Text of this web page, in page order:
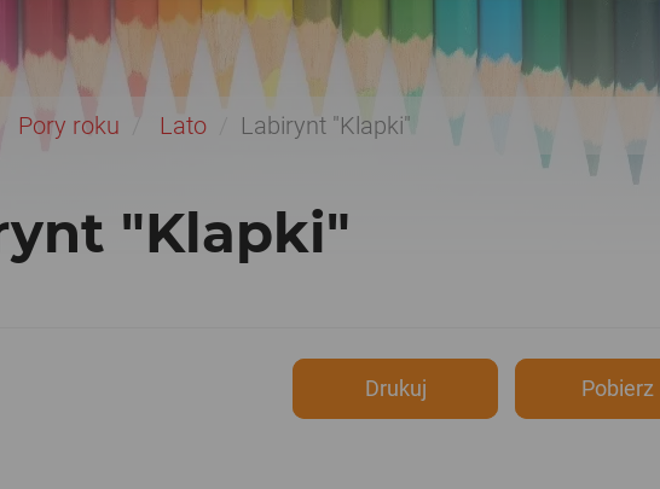
Pory roku Lato Labirynt "Klapki"
"Klapki"
Drukuj Pobierz